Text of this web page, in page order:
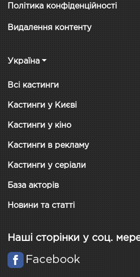
Політика конфіденційності
Видалення контенту
Україна
Всі кастинги
Кастинги у Києві
Кастинги у кіно
Кастинги в рекламу
Кастинги у серіали
База акторів
Новини та статті
Наші сторінки у соц.
Facebook